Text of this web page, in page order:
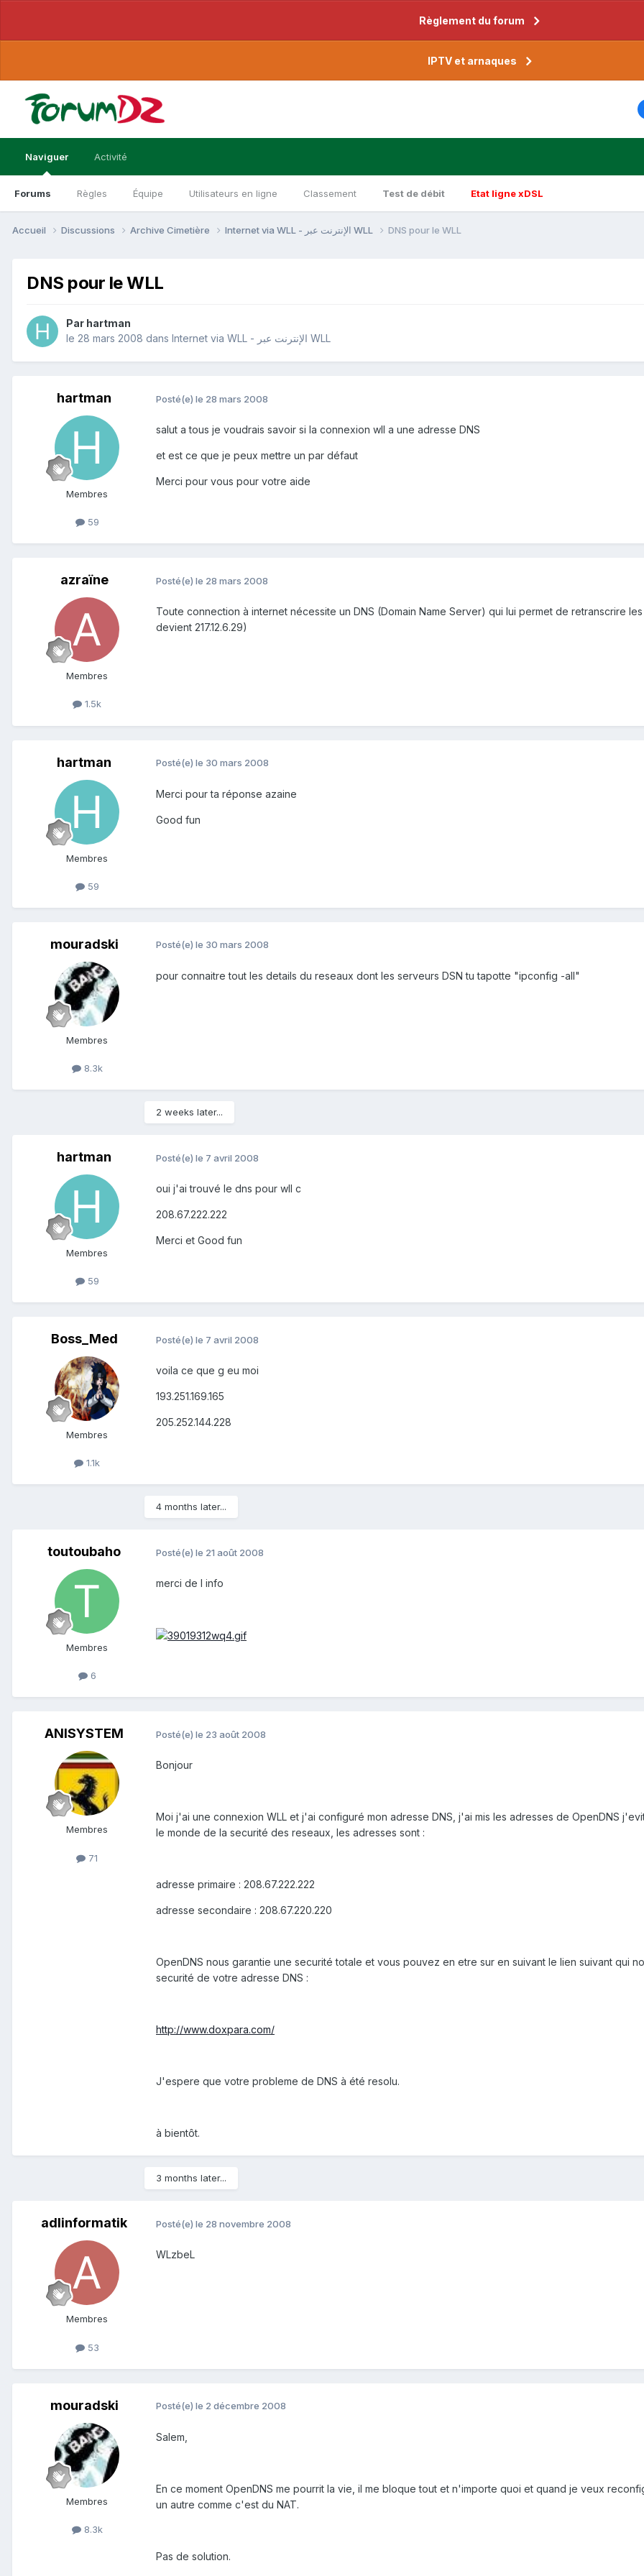
Règlement du forum
IPTV et arnaques
Naviguer
Forums Règles Équipe Utilisateurs en ligne Classement Test de débit Etat ligne xDSL
Activité
Accueil Discussions Archive Cimetière Internet via WLL - الإنترنت عبر WLL DNS pour le WLL
DNS pour le WLL
Par hartman
le 28 mars 2008 dans Internet via WLL - الإنترنت عبر WLL
hartman
Membres
59
Posté(e) le 28 mars 2008
salut a tous je voudrais savoir si la connexion wll a une adresse DNS
et est ce que je peux mettre un par défaut
Merci pour vous pour votre aide
azraïne
Membres
1.5k
Posté(e) le 28 mars 2008
Toute connection à internet nécessite un DNS (Domain Name Server) qui lui permet de retranscrire
devient 217.12.6.29)
hartman
Membres
59
Posté(e) le 30 mars 2008
Merci pour ta réponse azaine
Good fun
mouradski
Membres
8.3k
Posté(e) le 30 mars 2008
pour connaitre tout les details du reseaux dont les serveurs DSN tu tapotte "ipconfig -all"
2 weeks later...
hartman
Membres
59
Posté(e) le 7 avril 2008
oui j'ai trouvé le dns pour wll c
208.67.222.222
Merci et Good fun
Boss_Med
Membres
1.1k
Posté(e) le 7 avril 2008
voila ce que g eu moi
193.251.169.165
205.252.144.228
4 months later...
toutoubaho
Membres
6
Posté(e) le 21 août 2008
merci de l info
ANISYSTEM
Membres
71
Posté(e) le 23 août 2008
Bonjour
Moi j'ai une connexion WLL et j'ai configuré mon adresse DNS, j'ai mis les adresses de OpenDNS
le monde de la securité des reseaux, les adresses sont :
adresse primaire : 208.67.222.222
adresse secondaire : 208.67.220.220
OpenDNS nous garantie une securité totale et vous pouvez en etre sur en suivant le lien suivant qui
securité de votre adresse DNS :
http://www.doxpara.com/
J'espere que votre probleme de DNS à été resolu.
à bientôt.
3 months later...
adlinformatik
Membres
53
Posté(e) le 28 novembre 2008
WLzbeL
mouradski
Membres
8.3k
Posté(e) le 2 décembre 2008
Salem,
En ce moment OpenDNS me pourrit la vie, il me bloque tout et n'importe quoi et quand je veux
un autre comme c'est du NAT.
Pas de solution.